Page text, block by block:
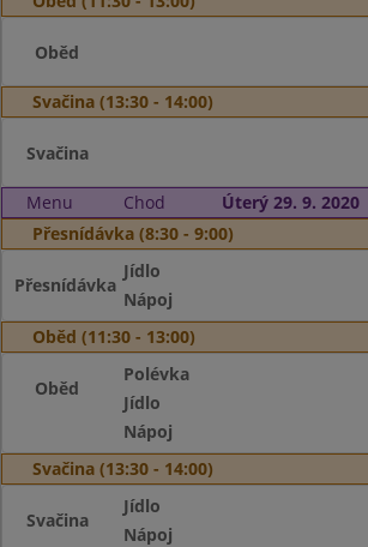
Oběd
Svačina (13:30 - 14:00)
Svačina
Menu Chod
Úterý 29. 9. 2020
Přesnídávka (8:30 - 9:00)
Přesnídávka
Jídlo
Nápoj
Oběd (11:30 - 13:00)
Oběd
Polévka
Jídlo
Nápoj
Svačina (13:30 - 14:00)
Svačina
Jídlo
Nápoj